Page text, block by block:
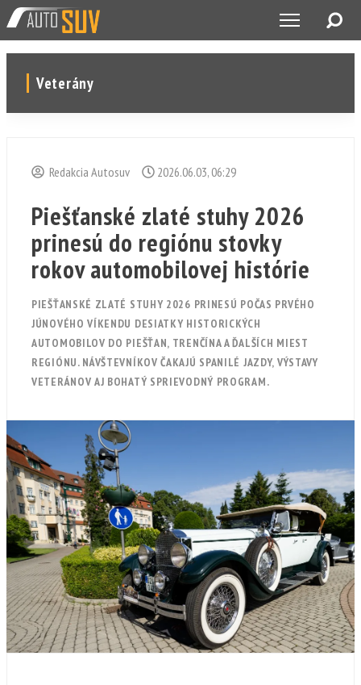
Veterány
Redakcia Autosuv 2026.06.03, 06:29
Piešťanské zlaté stuhy 2026
prinesú do regiónu stovky
rokov automobilovej histórie
PIEŠŤANSKÉ ZLATÉ STUHY 2026 PRINESÚ POČAS PRVÉHO
JÚNOVÉHO VÍKENDU DESIATKY HISTORICKÝCH
AUTOMOBILOV DO PIEŠŤAN, TRENČÍNA A ĎALŠÍCH MIEST
REGIÓNU. NÁVŠTEVNÍKOV ČAKAJÚ SPANILÉ JAZDY, VÝSTAVY
VETERÁNOV AJ BOHATÝ SPRIEVODNÝ PROGRAM.